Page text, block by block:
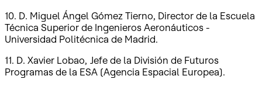
10. D. Miguel Ángel Gómez Tierno, Director de la Escuela
Técnica Superior de Ingenieros Aeronáuticos -
Universidad Politécnica de Madrid.
11. D. Xavier Lobao, Jefe de la División de Futuros
Programas de la ESA (Agencia Espacial Europea).